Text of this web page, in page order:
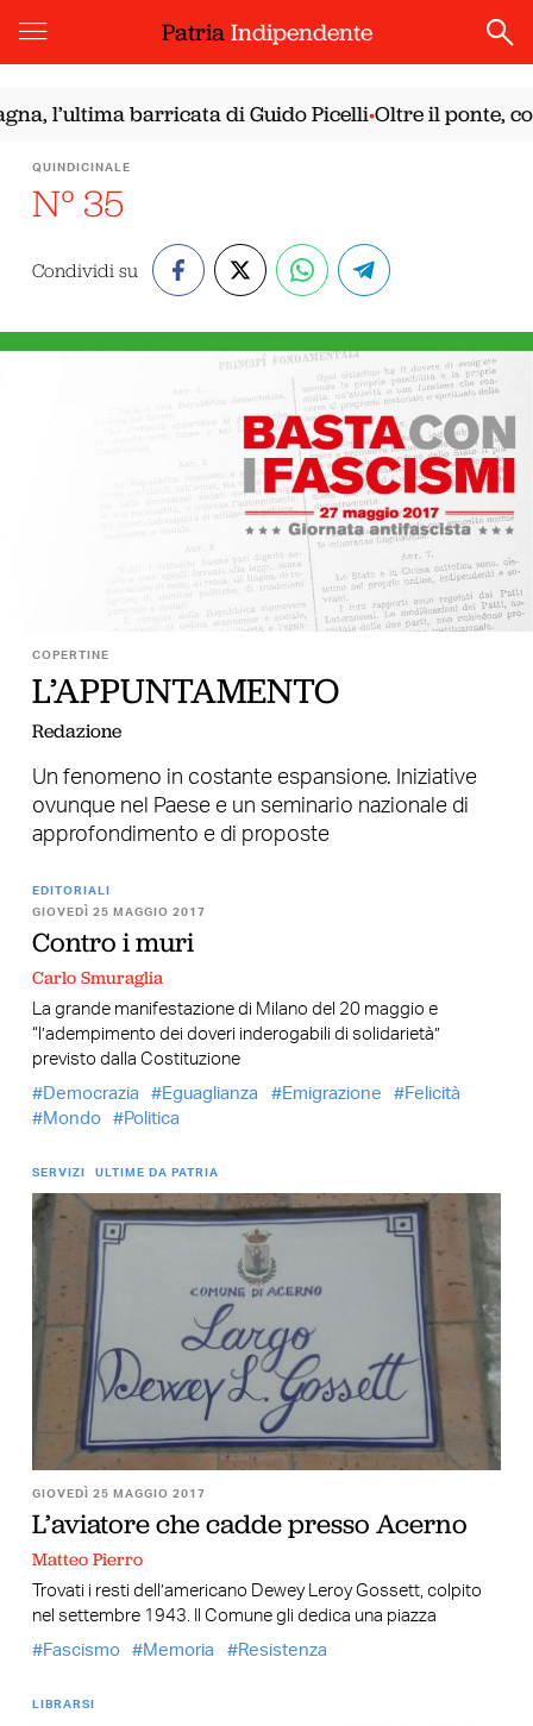
PatriaIndipendente
barricata di Guido Picelli•Oltre il ponte, con il
QUINDICINALE
N° 35
Condividi su
COPERTINE
L’APPUNTAMENTO
Redazione
Un fenomeno in costante espansione. Iniziative
ovunque nel Paese e un seminario nazionale di
approfondimento e di proposte
EDITORIALI
GIOVEDÌ 25 MAGGIO 2017
Contro i muri
Carlo Smuraglia
La grande manifestazione di Milano del 20 maggio e
“l’adempimento dei doveri inderogabili di solidarietà”
previsto dalla Costituzione
Democrazia
Eguaglianza Emigrazione
Felicità
Mondo
Politica
SERVIZI ULTIME DA PATRIA
GIOVEDÌ 25 MAGGIO 2017
L’aviatore che cadde presso Acerno
Matteo Pierro
Trovati i resti dell’americano Dewey Leroy Gossett, colpito
nel settembre 1943. Il Comune gli dedica una piazza
Fascismo
Memoria Resistenza
LIBRARSI